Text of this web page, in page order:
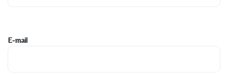
E-mail